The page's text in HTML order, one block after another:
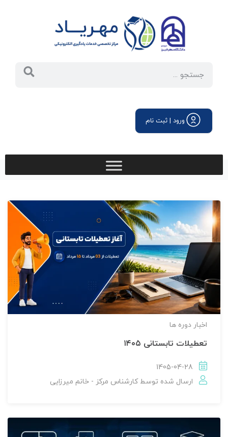
ورود | ثبت نام
اخبار دوره ها
تعطیلات تابستانی ۱۴۰۵
1405-04-28
ارسال شده توسطکارشناس مرکز - خانم میرزایی